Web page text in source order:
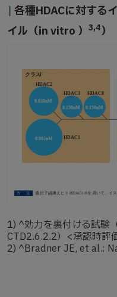
| 各種HDACに対する
イル（in vitro ） 3,4）
1) ^効力を裏付ける試験
CTD2.6.2.2）<承認時評
2) ^Bradner JE, et al.: